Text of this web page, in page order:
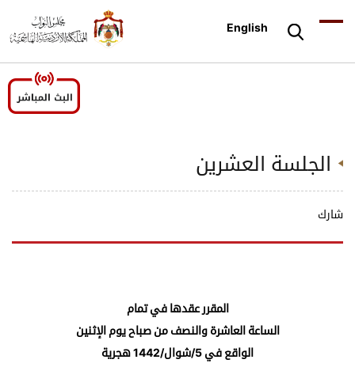
English
الجلسة العشرين
شارك
المقرر عقدها في تمام
الساعة العاشرة والنصف من صباح يوم الإثنين
الواقع في 5/شوال/1442 هجرية